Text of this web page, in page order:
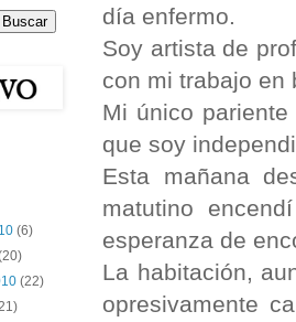
día enfermo.
Soy artista de
con mi trabajo
Mi único
que soy
Esta mañana
matutino
esperanza de
La habitación,
opresivamente
(6)
(22)